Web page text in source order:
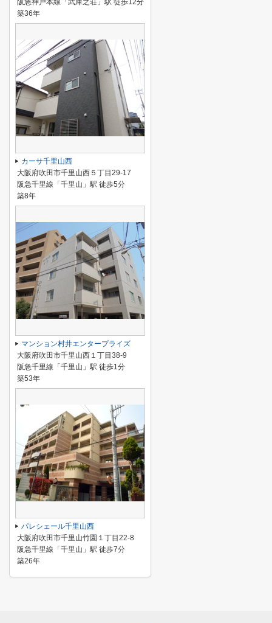
阪急神戸本線「武庫之荘」駅 徒歩12分
築36年
カーサ千里山西
大阪府吹田市千里山西５丁目29-17
阪急千里線「千里山」駅 徒歩5分
築8年
マンション村井エンタープライズ
大阪府吹田市千里山西１丁目38-9
阪急千里線「千里山」駅 徒歩1分
築53年
パレシェール千里山西
大阪府吹田市千里山竹園１丁目22-8
阪急千里線「千里山」駅 徒歩7分
築26年